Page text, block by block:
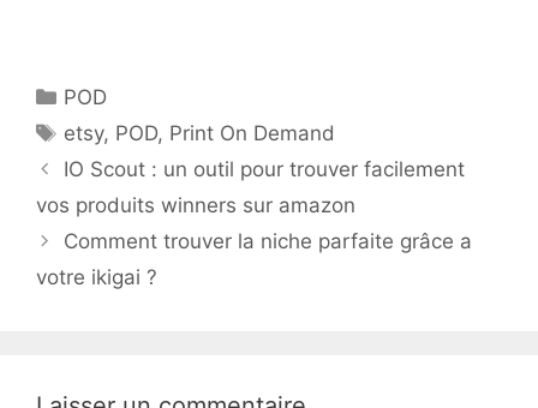
Catégories
POD
Étiquettes
etsy, POD, Print On Demand
IO Scout : un outil pour trouver facilement
vos produits winners sur amazon
Comment trouver la niche parfaite grâce a
votre ikigai ?